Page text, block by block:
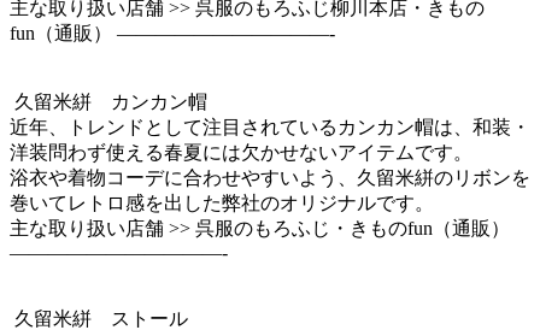
主な取り扱い店舗 >> 呉服のもろふじ柳川本店・きもの
fun（通販） ———————————-
久留米絣 カンカン帽
近年、トレンドとして注目されているカンカン帽は、和装・
洋装問わず使える春夏には欠かせないアイテムです。
浴衣や着物コーデに合わせやすいよう、久留米絣のリボンを
巻いてレトロ感を出した弊社のオリジナルです。
主な取り扱い店舗 >> 呉服のもろふじ・きものfun（通販）
———————————-
久留米絣 ストール